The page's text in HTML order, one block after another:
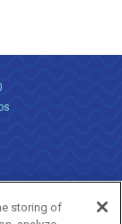
storing of